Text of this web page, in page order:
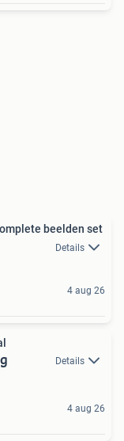
beelden set
Details
4 aug 26
Details
4 aug 26